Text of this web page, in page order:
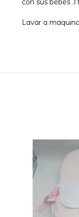
con sus bebés
Lavar a